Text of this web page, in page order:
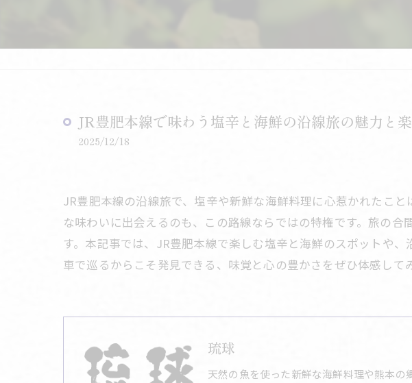
JR豊肥本線で味わう塩辛と海鮮の沿線旅の魅力と
2025/12/18
JR豊肥本線の沿線旅で、塩辛や新鮮な海鮮料理に心惹かれたこ
な味わいに出会えるのも、この路線ならではの特権です。旅の
す。本記事では、JR豊肥本線で楽しむ塩辛と海鮮のスポットや
車で巡るからこそ発見できる、味覚と心の豊かさをぜひ体感して
琉球
天然の魚を使った新鮮な海鮮料理や熊本